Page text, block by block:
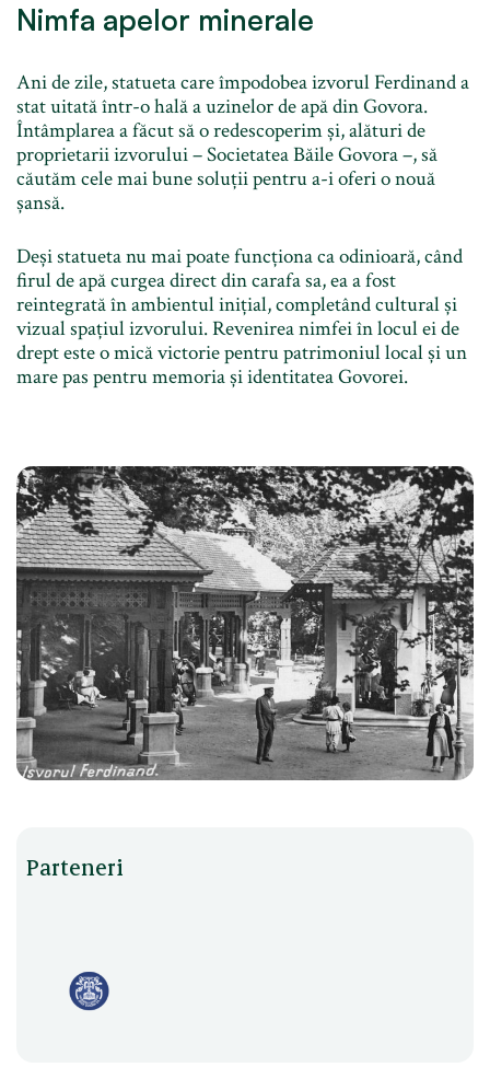
Nimfa apelor minerale
Ani de zile, statueta care împodobea izvorul Ferdinand a
stat uitată într-o hală a uzinelor de apă din Govora.
Întâmplarea a făcut să o redescoperim și, alături de
proprietarii izvorului – Societatea Băile Govora –, să
căutăm cele mai bune soluții pentru a-i oferi o nouă
șansă.
Deși statueta nu mai poate funcționa ca odinioară, când
firul de apă curgea direct din carafa sa, ea a fost
reintegrată în ambientul inițial, completând cultural și
vizual spațiul izvorului. Revenirea nimfei în locul ei de
drept este o mică victorie pentru patrimoniul local și un
mare pas pentru memoria și identitatea Govorei.
Parteneri